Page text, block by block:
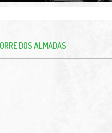
DOS ALMADAS